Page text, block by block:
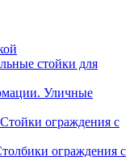
стойки для
Уличные
ограждения с
ограждения с